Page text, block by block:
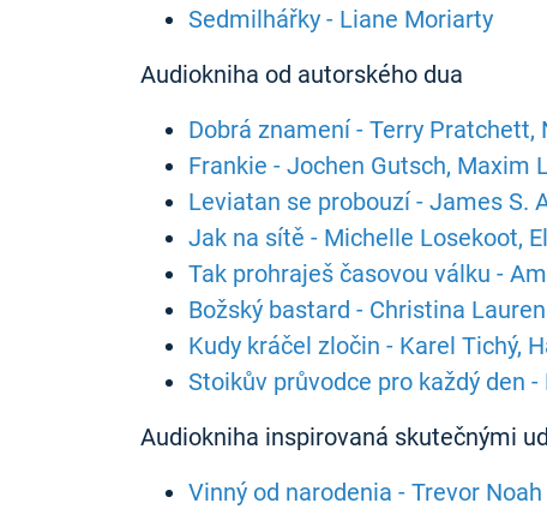
Sedmilhářky - Liane Moriarty
Audiokniha od autorského dua
Dobrá znamení - Terry Pratchett,
Frankie - Jochen Gutsch, Maxim
Leviatan se probouzí - James S.
Jak na sítě - Michelle Losekoot,
Tak prohraješ časovou válku -
Božský bastard - Christina Lauren
Kudy kráčel zločin - Karel Tichý,
Stoikův průvodce pro každý den
Audiokniha inspirovaná skutečnými
Vinný od narodenia - Trevor Noah